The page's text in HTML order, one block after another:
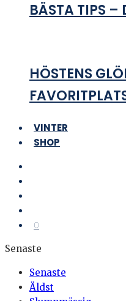
BÄSTA TIPS –
HÖSTENS
VINTER
SHOP
0
Senaste
Senaste
Äldst